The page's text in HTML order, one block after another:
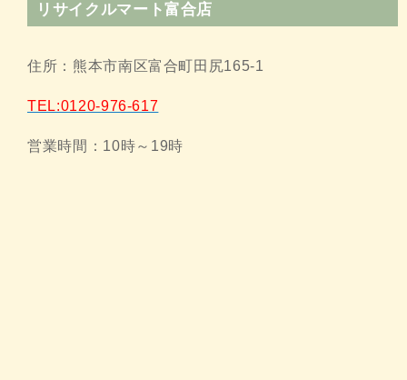
リサイクルマート富合店
住所：熊本市南区富合町田尻165-1
TEL:0120-976-617
営業時間：10時～19時